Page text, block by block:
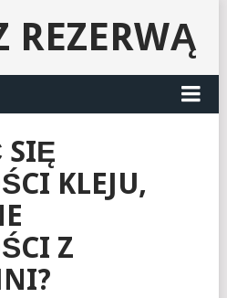
REZERWĄ
SIĘ
KLEJU,
Z